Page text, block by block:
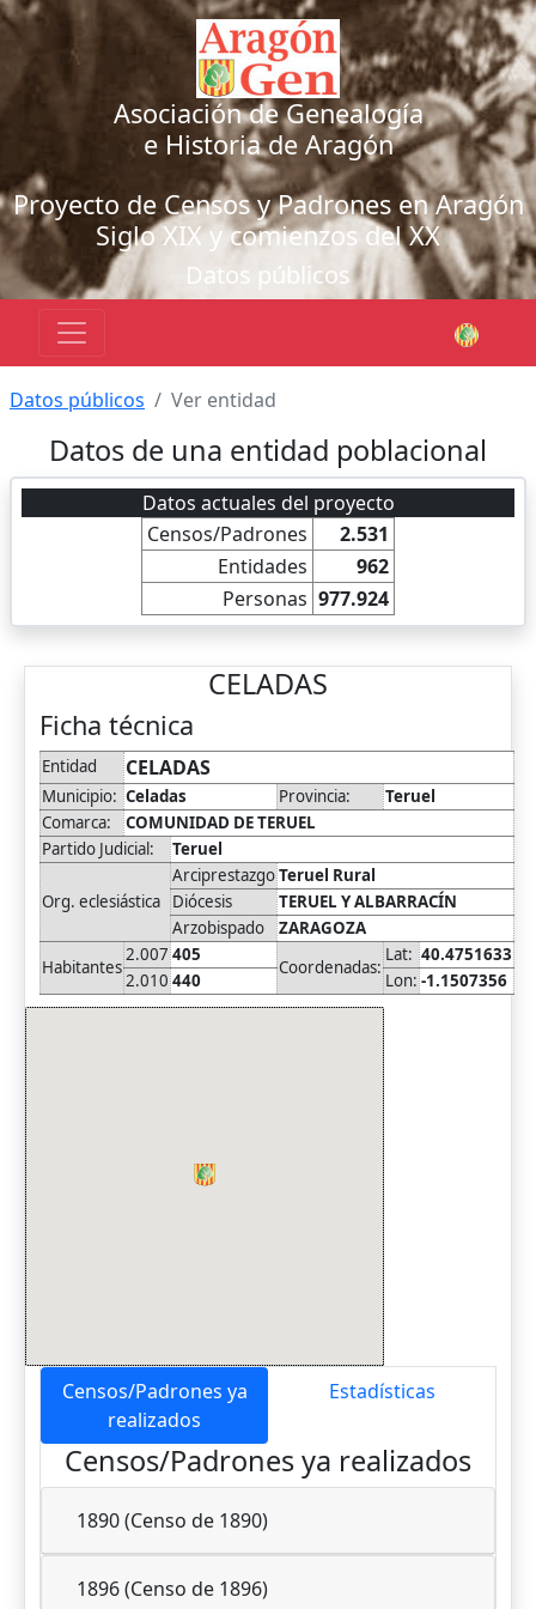
Asociación de Genealogía
e Historia de Aragón
Proyecto de Censos y Padrones en Aragón
Siglo XIX y comienzos del XX
Datos públicos
Datos públicos Ver entidad
Datos de una entidad poblacional
Datos actuales del proyecto
Censos/Padrones
2.531
Entidades
962
Personas 977.924
CELADAS
Ficha técnica
Entidad CELADAS
Municipio: Celadas Provincia:
Teruel
Comarca:
COMUNIDAD DE TERUEL
Partido Judicial:
Teruel
Org. eclesiástica
ArciprestazgoTeruel Rural
Diócesis
TERUEL Y ALBARRACÍN
Arzobispado
ZARAGOZA
Habitantes
2.007 405
Coordenadas:
Lat: 40.4751633
2.010 440 Lon: -1.1507356
Censos/Padrones ya
realizados
Estadísticas
Censos/Padrones ya realizados
1890 (Censo de 1890)
1896 (Censo de 1896)